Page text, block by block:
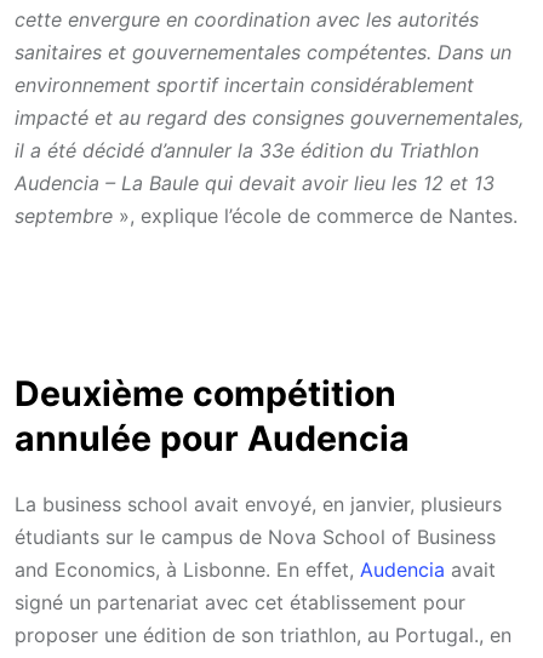
cette envergure en coordination avec les autorités
sanitaires et gouvernementales compétentes. Dans un
environnement sportif incertain considérablement
impacté et au regard des consignes gouvernementales,
il a été décidé d’annuler la 33e édition du Triathlon
Audencia – La Baule qui devait avoir lieu les 12 et 13
septembre », explique l’école de commerce de Nantes.
Deuxième compétition
annulée pour Audencia
La business school avait envoyé, en janvier, plusieurs
étudiants sur le campus de Nova School of Business
and Economics, à Lisbonne. En effet, Audencia avait
signé un partenariat avec cet établissement pour
proposer une édition de son triathlon, au Portugal., en